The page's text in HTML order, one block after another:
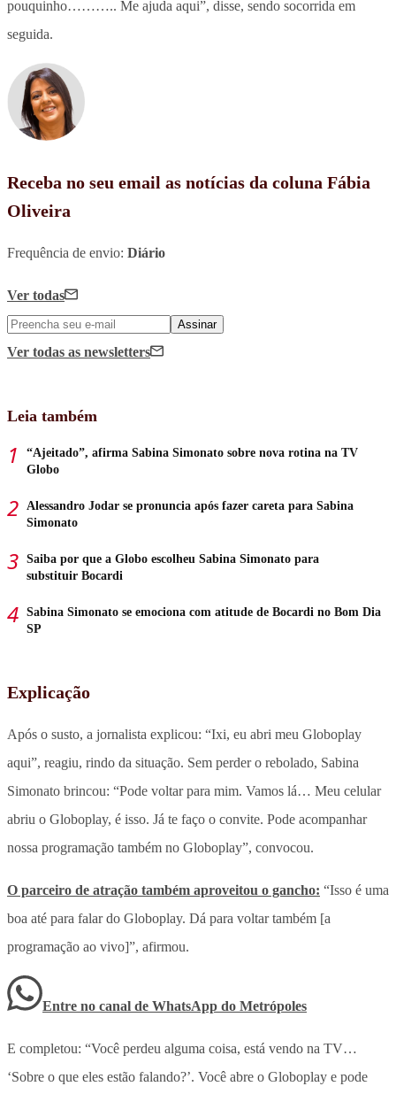
pouquinho……….. Me ajuda aqui”, disse, sendo socorrida em
seguida.
Receba no seu email as notícias da coluna Fábia
Oliveira
Frequência de envio: Diário
Ver todas
Assinar
Ver todas as newsletters
Leia também
“Ajeitado”, afirma Sabina Simonato sobre nova rotina na TV
Globo
Alessandro Jodar se pronuncia após fazer careta para Sabina
Simonato
Saiba por que a Globo escolheu Sabina Simonato para
substituir Bocardi
Sabina Simonato se emociona com atitude de Bocardi no Bom Dia
SP
Explicação
Após o susto, a jornalista explicou: “Ixi, eu abri meu Globoplay
aqui”, reagiu, rindo da situação. Sem perder o rebolado, Sabina
Simonato brincou: “Pode voltar para mim. Vamos lá… Meu celular
abriu o Globoplay, é isso. Já te faço o convite. Pode acompanhar
nossa programação também no Globoplay”, convocou.
O parceiro de atração também aproveitou o gancho: “Isso é uma
boa até para falar do Globoplay. Dá para voltar também [a
programação ao vivo]”, afirmou.
Entre no canal de WhatsApp do Metrópoles
E completou: “Você perdeu alguma coisa, está vendo na TV…
‘Sobre o que eles estão falando?’. Você abre o Globoplay e pode